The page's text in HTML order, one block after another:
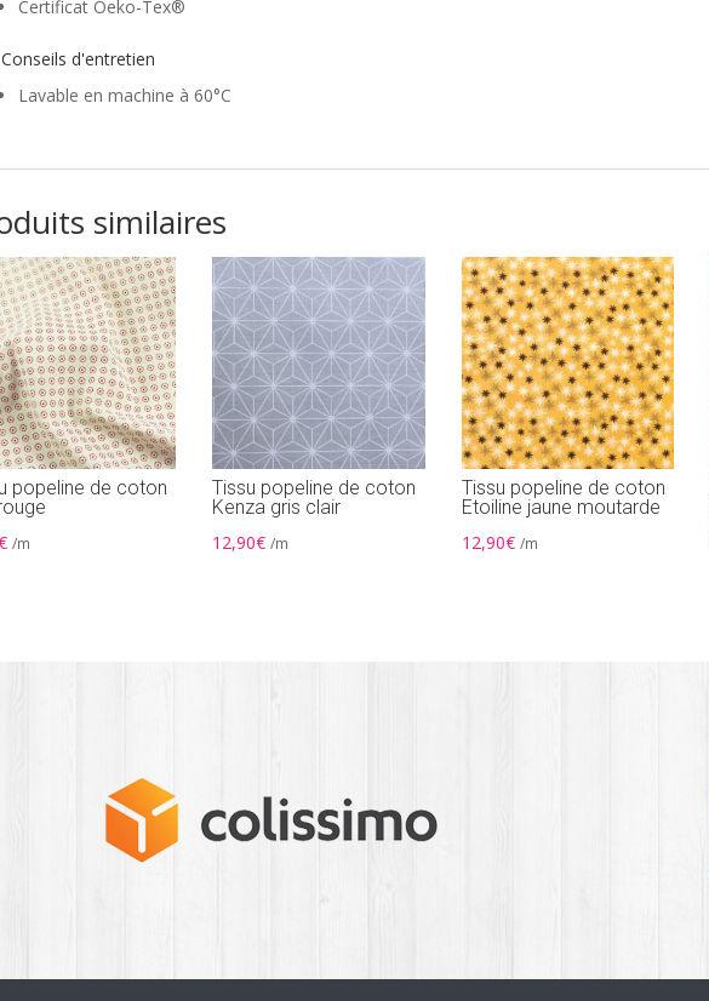
Certificat Oeko-Tex®
Conseils d'entretien
Lavable en machine à 60°C
similaires
popeline de coton
/m
Tissu popeline de coton
Kenza gris clair
12,90€ /m
Tissu popeline de coton
Etoiline jaune moutarde
12,90€ /m